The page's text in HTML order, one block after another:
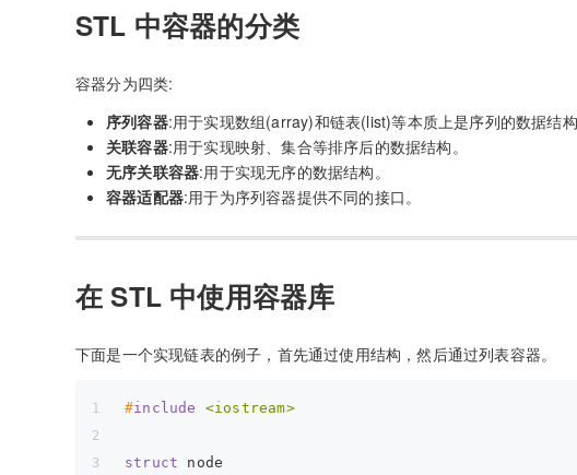
STL 中容器的分类
容器分为四类:
序列容器:用于实现数组(array)和链表(list)等本质上是序列的数据结
关联容器:用于实现映射、集合等排序后的数据结构。
无序关联容器:用于实现无序的数据结构。
容器适配器:用于为序列容器提供不同的接口。
在 STL 中使用容器库
下面是一个实现链表的例子，首先通过使用结构，然后通过列表容器。
#include <iostream>
struct node